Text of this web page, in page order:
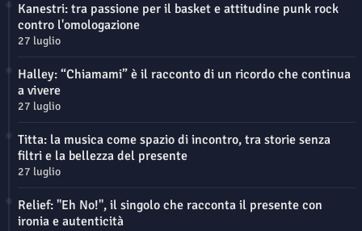
Kanestri: tra passione per il basket e attitudine punk rock
contro l'omologazione
27 luglio
Halley: “Chiamami” è il racconto di un ricordo che continua
a vivere
27 luglio
Titta: la musica come spazio di incontro, tra storie senza
filtri e la bellezza del presente
27 luglio
Relief: "Eh No!", il singolo che racconta il presente con
ironia e autenticità